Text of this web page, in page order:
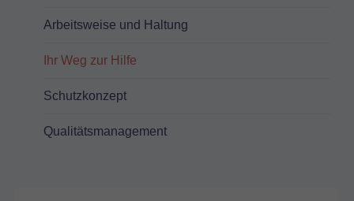
Arbeitsweise und Haltung
Ihr Weg zur Hilfe
Schutzkonzept
Qualitätsmanagement